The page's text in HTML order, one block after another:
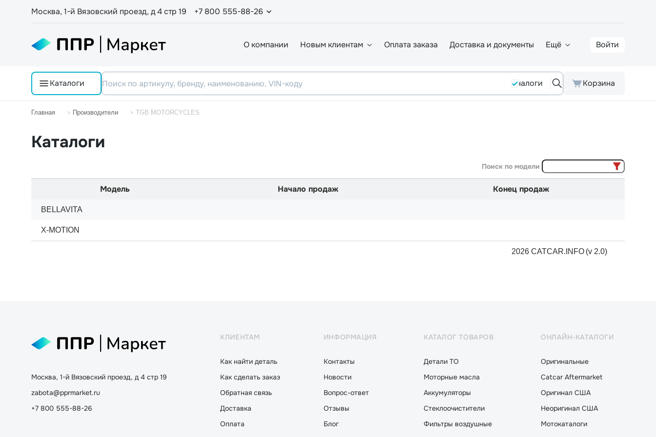
Москва, 1-й Вязовский проезд, д 4 стр 19 +7 800 555-88-26
О компании Новым клиентам Оплата заказа Доставка и документы Ещё Войти
Каталоги Аналоги Корзина
Главная Производители TGB MOTORCYCLES
Каталоги
Поиск по модели
Модель Начало продаж Конец продаж
BELLAVITA
X-MOTION
2026 CATCAR.INFO (v 2.0)
Москва, 1-й Вязовский проезд, д 4 стр 19
zabota@pprmarket.ru
+7 800 555-88-26
КЛИЕНТАМ
Как найти деталь
Как сделать заказ
Обратная связь
Доставка
Оплата
ИНФОРМАЦИЯ
Контакты
Новости
Вопрос-ответ
Отзывы
Блог
КАТАЛОГ ТОВАРОВ
Детали ТО
Моторные масла
Аккумуляторы
Стеклоочистители
Фильтры воздушные
ОНЛАЙН-КАТАЛОГИ
Оригинальные
Catcar Aftermarket
Оригинал США
Неоригинал США
Мотокаталоги